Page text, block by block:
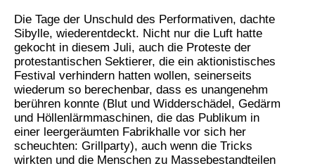
Die Tage der Unschuld des Performativen, dachte
Sibylle, wiederentdeckt. Nicht nur die Luft hatte
gekocht in diesem Juli, auch die Proteste der
protestantischen Sektierer, die ein aktionistisches
Festival verhindern hatten wollen, seinerseits
wiederum so berechenbar, dass es unangenehm
berühren konnte (Blut und Widderschädel, Gedärm
und Höllenlärmmaschinen, die das Publikum in
einer leergeräumten Fabrikhalle vor sich her
scheuchten: Grillparty), auch wenn die Tricks
wirkten und die Menschen zu Massebestandteilen